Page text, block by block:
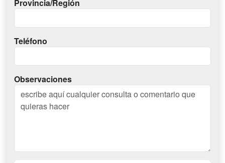
Provincia/Región
Teléfono
Observaciones